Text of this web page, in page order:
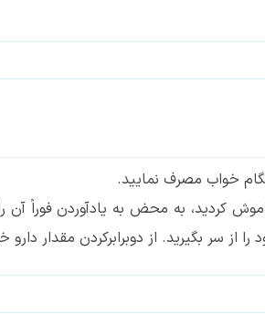
کردید، به محض به یادآوردن فوراً
از سر بگیرید. از دوبرابرکردن مقدار دارو